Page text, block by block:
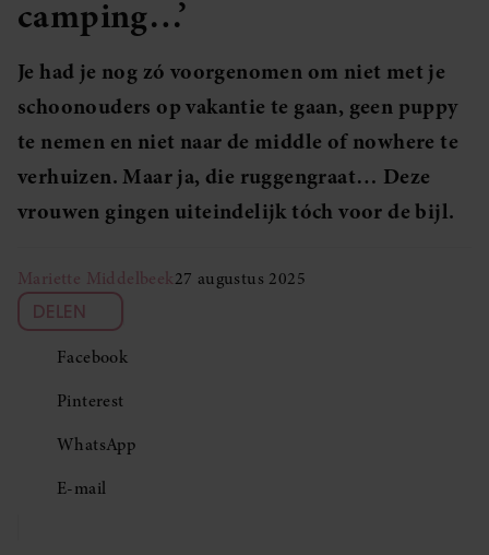
camping…’
Je had je nog zó voorgenomen om niet met je
schoonouders op vakantie te gaan, geen puppy
te nemen en niet naar de middle of nowhere te
verhuizen. Maar ja, die ruggengraat… Deze
vrouwen gingen uiteindelijk tóch voor de bijl.
Mariette Middelbeek27 augustus 2025
DELEN
Facebook
Pinterest
WhatsApp
E-mail